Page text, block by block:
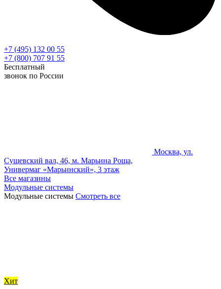
+7 (495) 132 00 55
+7 (800) 707 91 55
Бесплатный
звонок по России
Москва, ул.
Сущевский вал, 46, м. Марьина Роща,
Универмаг «Марьинский», 3 этаж
Все магазины
Модульные системы
Модульные системы Смотреть все
Хит